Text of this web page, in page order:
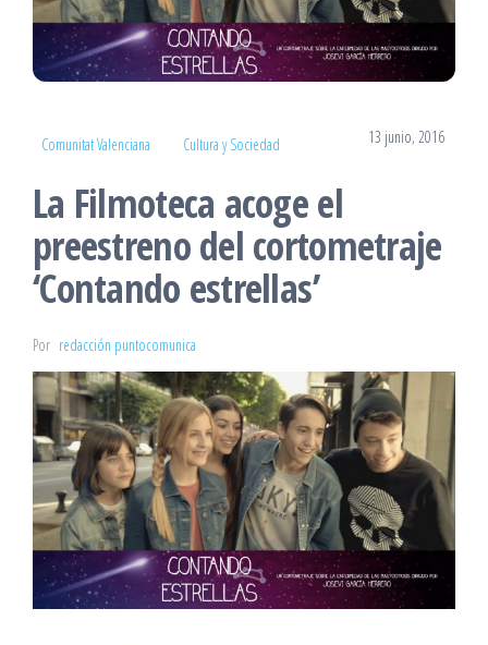
Comunitat Valenciana Cultura y Sociedad 13 junio, 2016
La Filmoteca acoge el
preestreno del cortometraje
‘Contando estrellas’
Por redacción puntocomunica